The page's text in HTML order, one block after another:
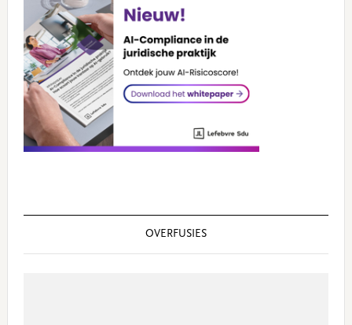
OVERFUSIES